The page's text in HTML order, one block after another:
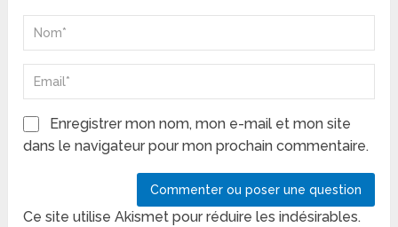
Enregistrer mon nom, mon e-mail et mon site
dans le navigateur pour mon prochain commentaire.
Ce site utilise Akismet pour réduire les indésirables.